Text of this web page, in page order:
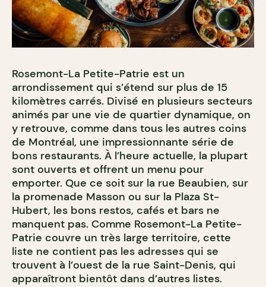
Rosemont-La Petite-Patrie est un
arrondissement qui s’étend sur plus de 15
kilomètres carrés. Divisé en plusieurs secteurs
animés par une vie de quartier dynamique, on
y retrouve, comme dans tous les autres coins
de Montréal, une impressionnante série de
bons restaurants. À l’heure actuelle, la plupart
sont ouverts et offrent un menu pour
emporter. Que ce soit sur la rue Beaubien, sur
la promenade Masson ou sur la Plaza St-
Hubert, les bons restos, cafés et bars ne
manquent pas. Comme Rosemont-La Petite-
Patrie couvre un très large territoire, cette
liste ne contient pas les adresses qui se
trouvent à l’ouest de la rue Saint-Denis, qui
apparaîtront bientôt dans d’autres listes.